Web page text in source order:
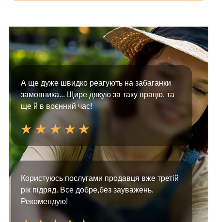
А ще дуже швидко реагують на забаганки
замовника... Щире дякую за таку працю, та
ще й в воєнний час!
Користуюсь послугами продавця вже третій
рік підряд. Все добре,без зауважень.
Рекомендую!